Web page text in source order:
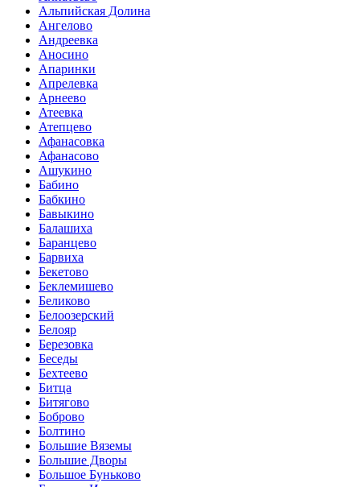
Альпийская Долина
Ангелово
Андреевка
Аносино
Апаринки
Апрелевка
Арнеево
Атеевка
Атепцево
Афанасовка
Афанасово
Ашукино
Бабино
Бабкино
Бавыкино
Балашиха
Баранцево
Барвиха
Бекетово
Беклемишево
Беликово
Белоозерский
Белояр
Березовка
Беседы
Бехтеево
Битца
Битягово
Боброво
Болтино
Большие Вяземы
Большие Дворы
Большое Буньково